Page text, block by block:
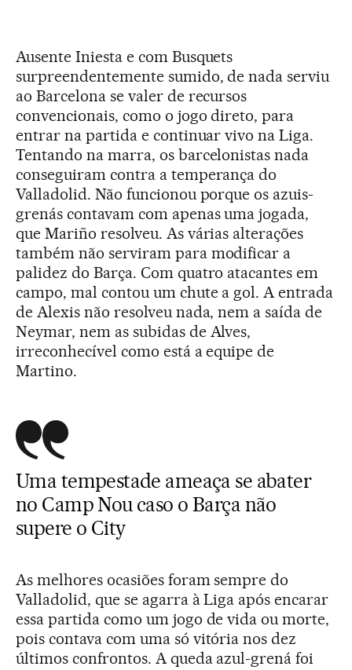
Ausente Iniesta e com Busquets
surpreendentemente sumido, de nada serviu
ao Barcelona se valer de recursos
convencionais, como o jogo direto, para
entrar na partida e continuar vivo na Liga.
Tentando na marra, os barcelonistas nada
conseguiram contra a temperança do
Valladolid. Não funcionou porque os azuis-
grenás contavam com apenas uma jogada,
que Mariño resolveu. As várias alterações
também não serviram para modificar a
palidez do Barça. Com quatro atacantes em
campo, mal contou um chute a gol. A entrada
de Alexis não resolveu nada, nem a saída de
Neymar, nem as subidas de Alves,
irreconhecível como está a equipe de
Martino.
Uma tempestade ameaça se abater
no Camp Nou caso o Barça não
supere o City
As melhores ocasiões foram sempre do
Valladolid, que se agarra à Liga após encarar
essa partida como um jogo de vida ou morte,
pois contava com uma só vitória nos dez
últimos confrontos. A queda azul-grená foi